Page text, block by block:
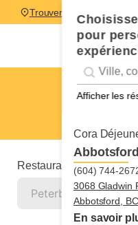
pour
Afficher les
Cora
Abbotsford
(604) 744-
3068 Gladwin
Abbotsford,
En savoir
Trouver un restaurant
Restaurant